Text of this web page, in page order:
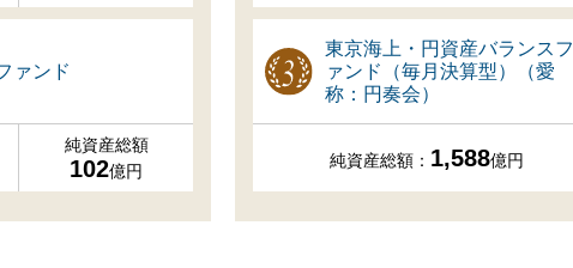
ァンド
純資産総額
102億円
東京海上・円資産バランスフ
ァンド（毎月決算型）（愛
称：円奏会）
純資産総額： 1,588億円